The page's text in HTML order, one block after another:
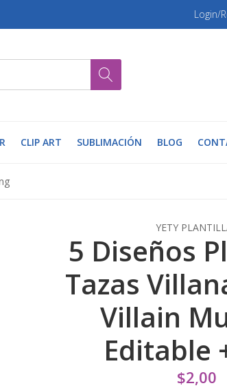
Login/
CLIP ART SUBLIMACIÓN BLOG
YETY
5 Diseños
Tazas
Villain
Editable
$2,00